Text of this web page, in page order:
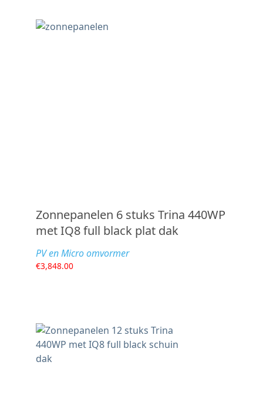
Zonnepanelen 6 stuks Trina 440WP
met IQ8 full black plat dak
PV en Micro omvormer
€3,848.00